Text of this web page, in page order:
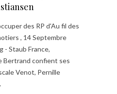
des RP d'Au fil des
, 14 Septembre
- Staub France,
Bertrand confient ses
Venot, Pernille